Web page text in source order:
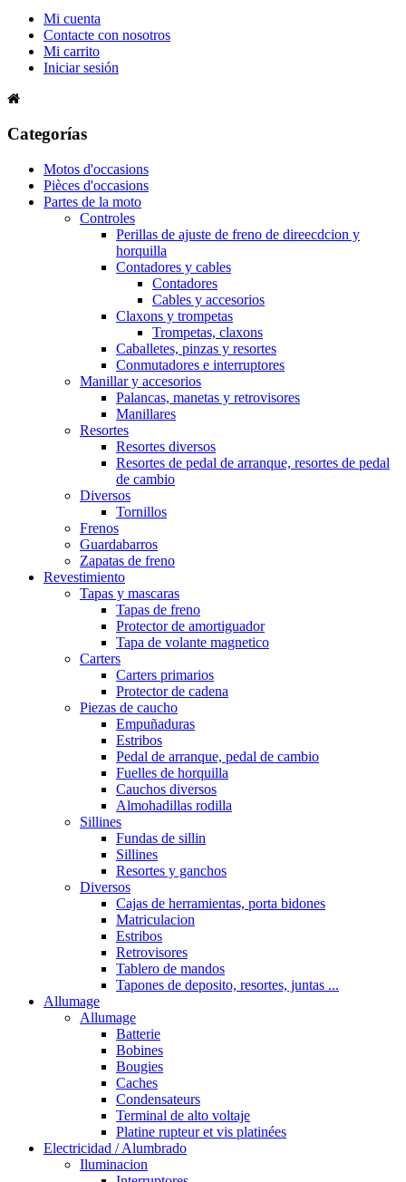
Mi cuenta
Contacte con nosotros
Mi carrito
Iniciar sesión
Categorías
Motos d'occasions
Pièces d'occasions
Partes de la moto
Controles
Perillas de ajuste de freno de direecdcion y
horquilla
Contadores y cables
Contadores
Cables y accesorios
Claxons y trompetas
Trompetas, claxons
Caballetes, pinzas y resortes
Conmutadores e interruptores
Manillar y accesorios
Palancas, manetas y retrovisores
Manillares
Resortes
Resortes diversos
Resortes de pedal de arranque, resortes de pedal
de cambio
Diversos
Tornillos
Frenos
Guardabarros
Zapatas de freno
Revestimiento
Tapas y mascaras
Tapas de freno
Protector de amortiguador
Tapa de volante magnetico
Carters
Carters primarios
Protector de cadena
Piezas de caucho
Empuñaduras
Estribos
Pedal de arranque, pedal de cambio
Fuelles de horquilla
Cauchos diversos
Almohadillas rodilla
Sillines
Fundas de sillin
Sillines
Resortes y ganchos
Diversos
Cajas de herramientas, porta bidones
Matriculacion
Estribos
Retrovisores
Tablero de mandos
Tapones de deposito, resortes, juntas ...
Allumage
Allumage
Batterie
Bobines
Bougies
Caches
Condensateurs
Terminal de alto voltaje
Platine rupteur et vis platinées
Electricidad / Alumbrado
Iluminacion